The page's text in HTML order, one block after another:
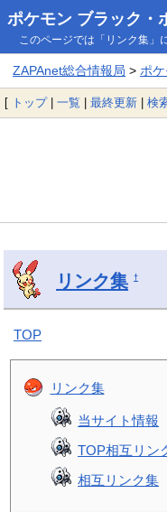
ポケモン ブラック・
このページでは「リンク集」
ZAPAnet総合情報局 > ポ
[ トップ| 一覧 | 最終更新 | 検
リンク集 †
TOP
リンク集
当サイト情報
TOP相互リン
相互リンク集